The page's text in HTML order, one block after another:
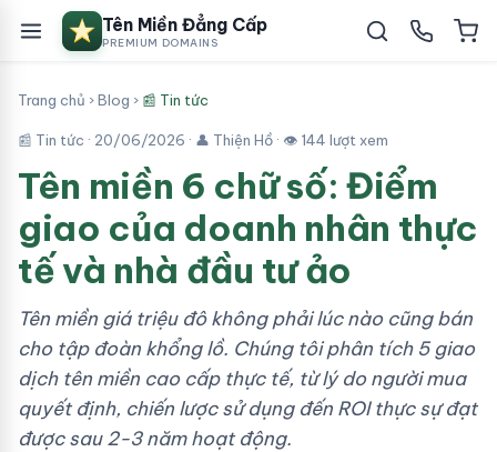
Tên Miền Đẳng Cấp
PREMIUM DOMAINS
Trang chủ ›Blog › 📰 Tin tức
📰 Tin tức · 20/06/2026 · 👤 Thiện Hồ · 👁 144 lượt xem
Tên miền 6 chữ số: Điểm
giao của doanh nhân thực
tế và nhà đầu tư ảo
Tên miền giá triệu đô không phải lúc nào cũng bán
cho tập đoàn khổng lồ. Chúng tôi phân tích 5 giao
dịch tên miền cao cấp thực tế, từ lý do người mua
quyết định, chiến lược sử dụng đến ROI thực sự đạt
được sau 2-3 năm hoạt động.